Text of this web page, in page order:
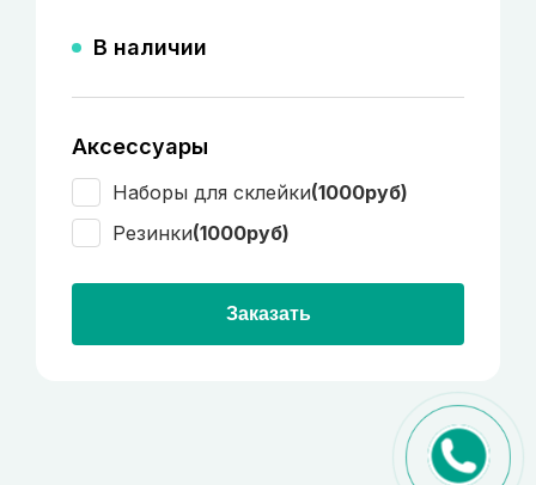
В наличии
Аксессуары
Наборы для склейки(1000руб)
Резинки(1000руб)
Заказать